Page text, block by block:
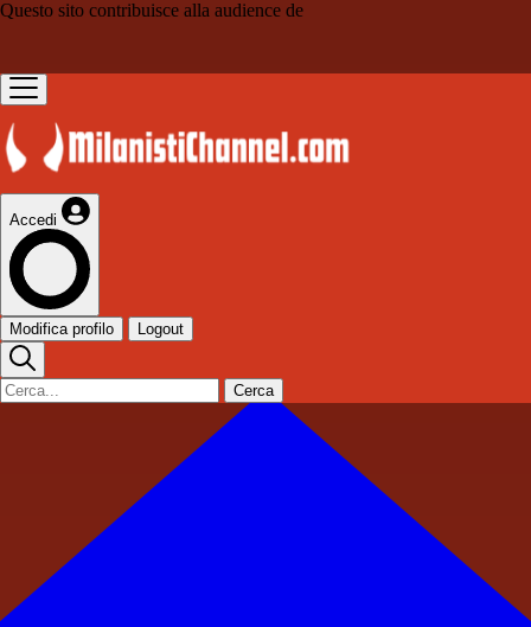
Questo sito contribuisce alla audience de
Accedi
Modifica profilo Logout
Cerca